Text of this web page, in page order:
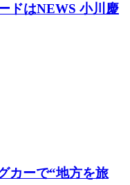
ドはNEWS 小川慶
カーで“地方を旅